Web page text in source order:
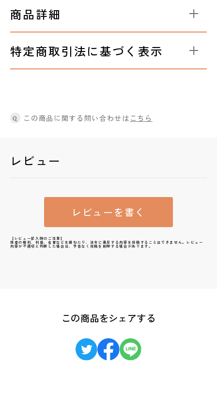
商品詳細
特定商取引法に基づく表示
Q この商品に関する問い合わせはこちら
レビュー
レビューを書く
【レビュー記入時のご注意】
他者の権利、利益、名誉などを損ねたり、法令に違反する内容を投稿することはできません。レビュー
内容が不適切と判断した場合は、予告なく投稿を削除する場合があります。
この商品をシェアする